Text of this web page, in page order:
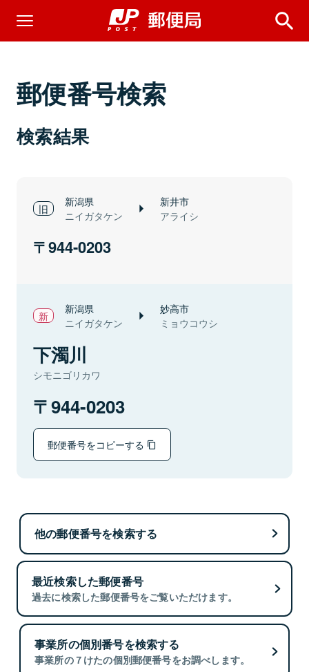
郵便番号検索
検索結果
新潟県
ニイガタケン
新井市
アライシ
944-0203
新潟県
ニイガタケン
妙高市
ミョウコウシ
下濁川
シモニゴリカワ
944-0203
郵便番号をコピーする
他の郵便番号を検索する
最近検索した郵便番号
過去に検索した郵便番号をご覧いただけます。
事業所の個別番号を検索する
事業所の７けたの個別郵便番号をお調べします。